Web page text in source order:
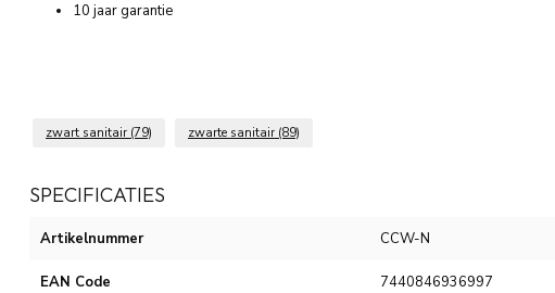
10 jaar garantie
zwart sanitair (79) zwarte sanitair (89)
SPECIFICATIES
Artikelnummer CCW-N
EAN Code 7440846936997